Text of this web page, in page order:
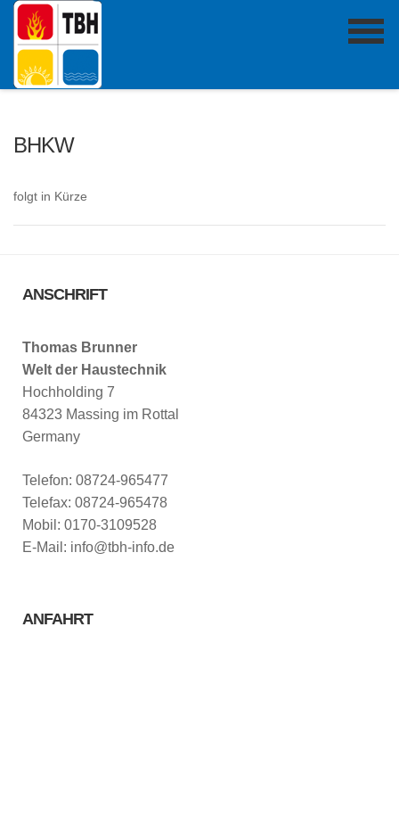
BHKW
folgt in Kürze
ANSCHRIFT
Thomas Brunner
Welt der Haustechnik
Hochholding 7
84323 Massing im Rottal
Germany
Telefon: 08724-965477
Telefax: 08724-965478
Mobil: 0170-3109528
E-Mail: info@tbh-info.de
ANFAHRT